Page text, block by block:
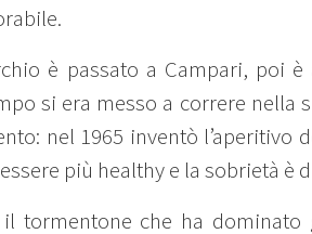
è passato a Campari, poi è
si era messo a correre nella
nel 1965 inventò l’aperitivo
più healthy e la sobrietà è
il tormentone che ha